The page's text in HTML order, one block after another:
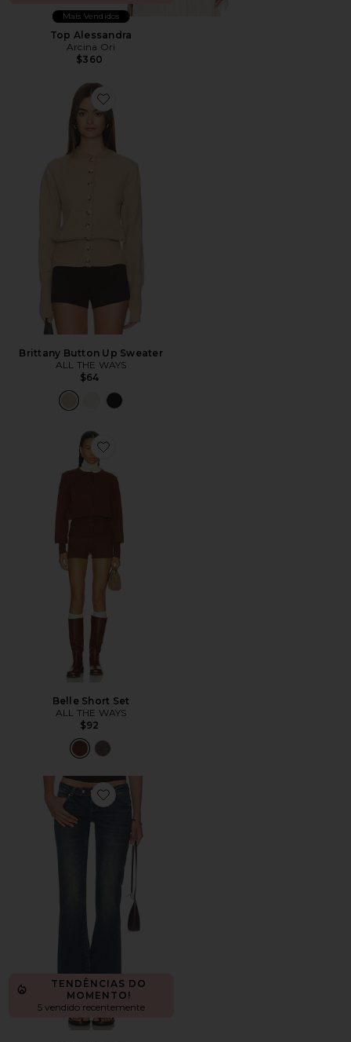
Mais Vendidos
Top Alessandra
Arcina Ori
$360
Favorite Brittany Button Up Sweater
Brittany Button Up Sweater
ALL THE WAYS
$64
Favorite Belle Short Set
Belle Short Set
ALL THE WAYS
$92
Favorite 00 Kick Jeans
TENDÊNCIAS DO
MOMENTO!
5 vendido recentemente